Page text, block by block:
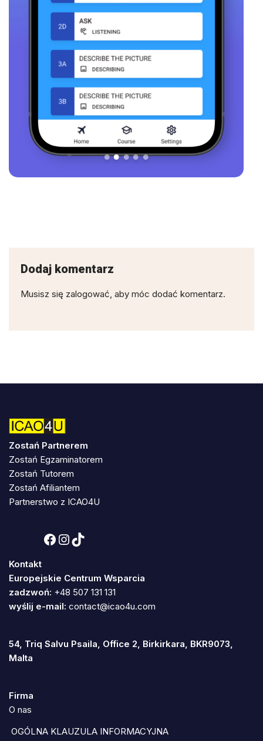
Dodaj komentarz
Musisz się zalogować , aby móc dodać komentarz.
Zostań Partnerem
Zostań Egzaminatorem
Zostań Tutorem
Zostań Afiliantem
Partnerstwo z ICAO4U
Kontakt
Europejskie Centrum Wsparcia
zadzwoń: +48 507 131 131
wyślij e-mail: contact@icao4u.com
54, Triq Salvu Psaila, Office 2, Birkirkara, BKR9073,
Malta
Firma
O nas
OGÓLNA KLAUZULA INFORMACYJNA